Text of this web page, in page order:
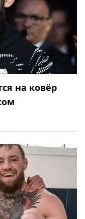
на ковёр